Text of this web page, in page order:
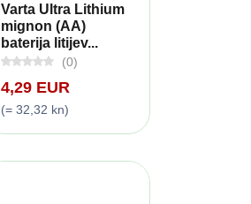
Varta Ultra Lithium
mignon (AA)
baterija litijev...
(0)
4,29 EUR
(= 32,32 kn)